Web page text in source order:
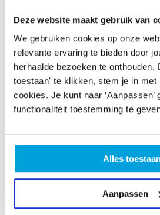
Deze website maakt gebruik van
We gebruiken cookies op onze
relevante ervaring te bieden door
herhaalde bezoeken te onthouden.
toestaan' te klikken, stem je in met
cookies. Je kunt naar ‘Aanpassen’
functionaliteit toestemming te
Alles
Aanpassen
kunt, durf je het vaker. Past bij
Nederlands en talentontwikkeling.
Weerbaarheidstraining – Sterk in
wekelijkse sessies van 1,5 uur)
Grenzen aangeven, omgaan met
zien ook als het spannend is —
allesbehalve vanzelfsprekend.
voor Jeugd en Gezin hebben we
ontwikkeld. In deze training
improvisatietheater aan
zelfvertrouwen. Het bijzondere:
mee wat er aan bod komt, op basis